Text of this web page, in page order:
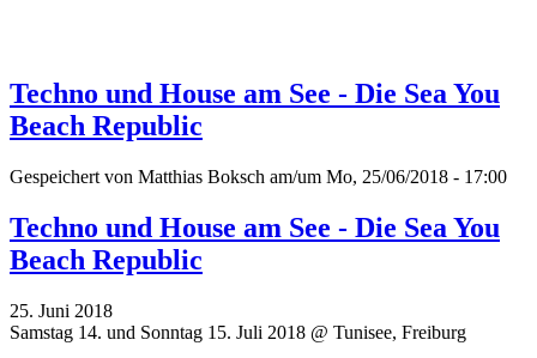
Techno und House am See - Die Sea You
Beach Republic
Gespeichert von Matthias Boksch am/um Mo, 25/06/2018 - 17:00
Techno und House am See - Die Sea You
Beach Republic
25. Juni 2018
Samstag 14. und Sonntag 15. Juli 2018 @ Tunisee, Freiburg